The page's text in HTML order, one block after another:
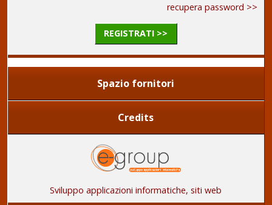
recupera password >>
REGISTRATI >>
Spazio fornitori
Credits
Sviluppo applicazioni informatiche, siti web